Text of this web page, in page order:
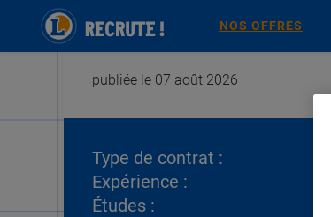
NOS OFFRES
publiée le 07 août 2026
Type de contrat :
Expérience :
Études :